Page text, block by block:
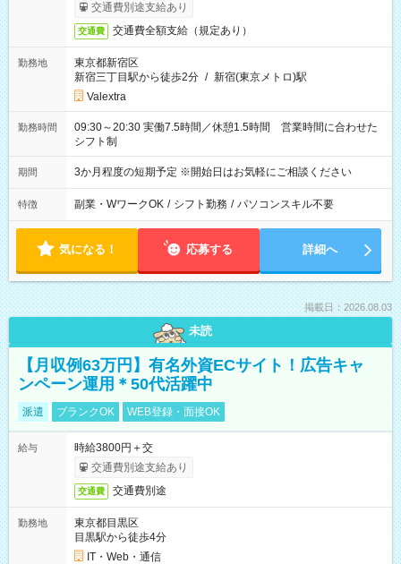
交通費別途支給あり
交通費 交通費全額支給（規定あり）
勤務地
東京都新宿区
新宿三丁目駅から徒歩2分 / 新宿(東京メトロ)駅
Valextra
勤務時間
09:30～20:30 実働7.5時間／休憩1.5時間 営業時間に合わせた
シフト制
期間 3か月程度の短期予定 ※開始日はお気軽にご相談ください
特徴 副業・WワークOK / シフト勤務 / パソコンスキル不要
気になる！ 応募する 詳細へ
掲載日：2026.08.03
未読
【月収例63万円】有名外資ECサイト！広告キャ
ンペーン運用＊50代活躍中
派遣 ブランクOK WEB登録・面接OK
給与
時給3800円＋交
交通費別途支給あり
交通費 交通費別途
勤務地
東京都目黒区
目黒駅から徒歩4分
IT・Web・通信